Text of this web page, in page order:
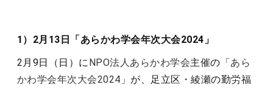
1）2月13日「あらかわ学会年次大会2024」
2月9日（日）にNPO法人あらかわ学会主催の「あら
かわ学会年次大会2024 」が、足立区・綾瀬の勤労福